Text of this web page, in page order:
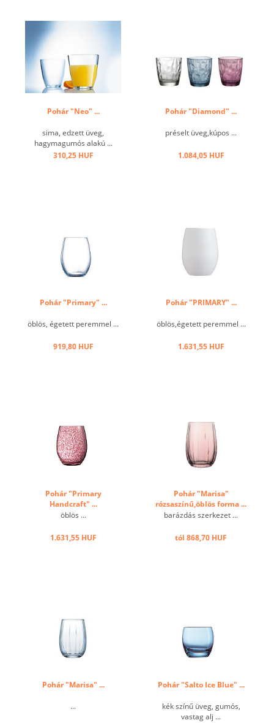
Pohár "Neo" ...
sima, edzett üveg,
hagymagumós alakú ...
310,25 HUF
Pohár "Diamond" ...
préselt üveg,kúpos ...
1.084,05 HUF
Pohár "Primary" ...
öblös, égetett peremmel ...
919,80 HUF
Pohár "PRIMARY" ...
öblös,égetett peremmel ...
1.631,55 HUF
Pohár "Primary
Handcraft" ...
öblös ...
1.631,55 HUF
Pohár "Marisa"
rózsaszínű,öblös forma ...
barázdás szerkezet ...
tól 868,70 HUF
Pohár "Marisa" ...
...
Pohár "Salto Ice Blue" ...
kék színű üveg, gumós,
vastag alj ...